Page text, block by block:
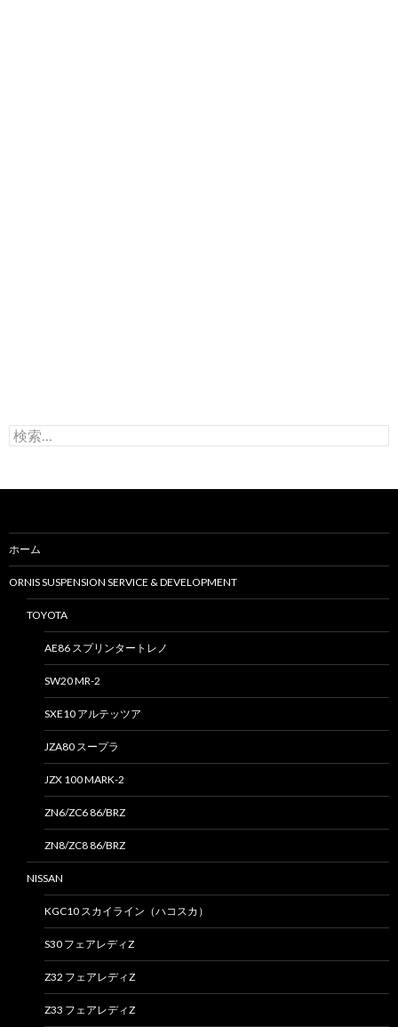
検
索
ホーム
ORNIS SUSPENSION SERVICE & DEVELOPMENT
TOYOTA
AE86 スプリンタートレノ
SW20 MR-2
SXE10 アルテッツア
JZA80 スープラ
JZX 100 MARK-2
ZN6/ZC6 86/BRZ
ZN8/ZC8 86/BRZ
NISSAN
KGC10 スカイライン（ハコスカ）
S30 フェアレディZ
Z32 フェアレディZ
Z33 フェアレディZ